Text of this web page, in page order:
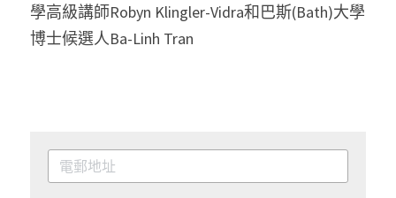
學高級講師Robyn Klingler-Vidra和巴斯(Bath)大學
博士候選人Ba-Linh Tran